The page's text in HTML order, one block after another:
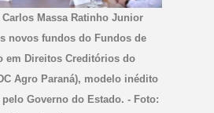
Massa Ratinho Junior
novos fundos do Fundos de
em Direitos Creditórios do
Agro Paraná), modelo inédito
Governo do Estado. - Foto: